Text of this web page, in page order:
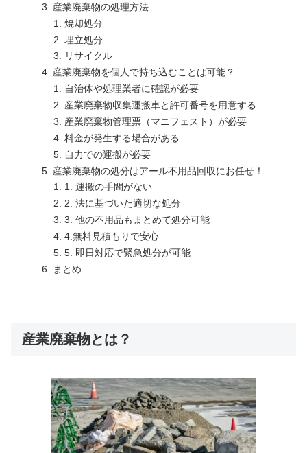
産業廃棄物の処理方法
焼却処分
埋立処分
リサイクル
産業廃棄物を個人で持ち込むことは可能？
自治体や処理業者に確認が必要
産業廃棄物収集運搬車と許可番号を用意する
産業廃棄物管理票（マニフェスト）が必要
料金が発生する場合がある
自力での運搬が必要
産業廃棄物の処分はアール不用品回収にお任せ！
1. 運搬の手間がない
2. 法に基づいた適切な処分
3. 他の不用品もまとめて処分可能
4.無料見積もりで安心
5. 即日対応で緊急処分が可能
まとめ
産業廃棄物とは？